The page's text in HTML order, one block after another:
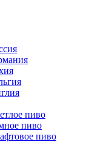
пиво
пиво
пиво